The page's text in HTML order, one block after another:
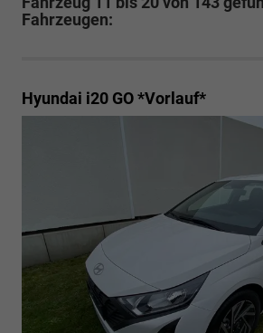
Fahrzeugen:
Hyundai i20 GO *Vorlauf*